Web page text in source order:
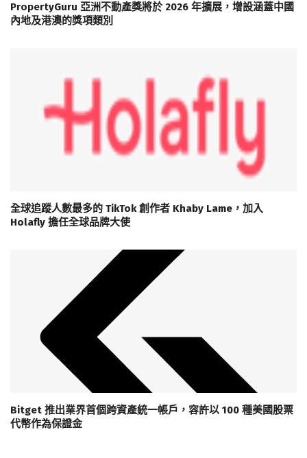
PropertyGuru 亞洲不動產獎將於 2026 年擴展，增設涵蓋中國
內地及港澳的獎項類別
全球追蹤人數最多的 TikTok 創作者 Khaby Lame，加入
Holafly 擔任全球品牌大使
Bitget 推出業界首個跨資產統一帳戶，容許以 100 種美國股票
代幣作為保證金